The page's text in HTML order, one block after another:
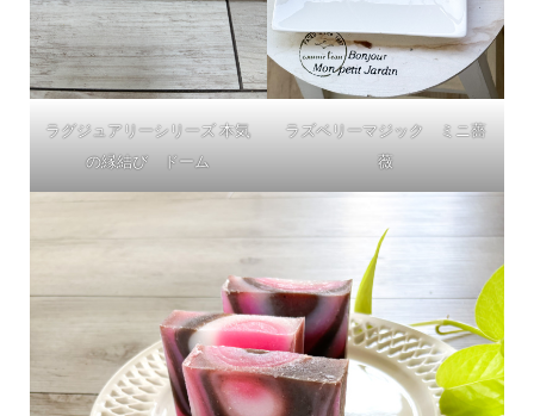
ラグジュアリーシリーズ 本気
の縁結び ドーム
ラズベリーマジック ミニ薔
薇